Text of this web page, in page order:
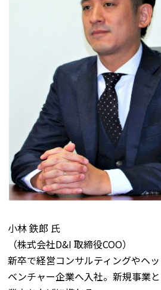
小林 鉄郎 氏
（株式会社D&I 取締役COO）
新卒で経営コンサルティングやヘ
ベンチャー企業へ入社。新規事業